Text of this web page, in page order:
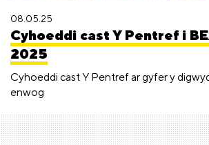
08.05.25
Cyhoeddi cast Y Pentref i
2025
Cyhoeddi cast Y Pentref ar gyfer y
enwog